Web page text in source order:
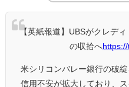
【英紙報道】UBSがクレデ
の収拾へ
米シリコンバレー銀行の破
信用不安が拡大しており、